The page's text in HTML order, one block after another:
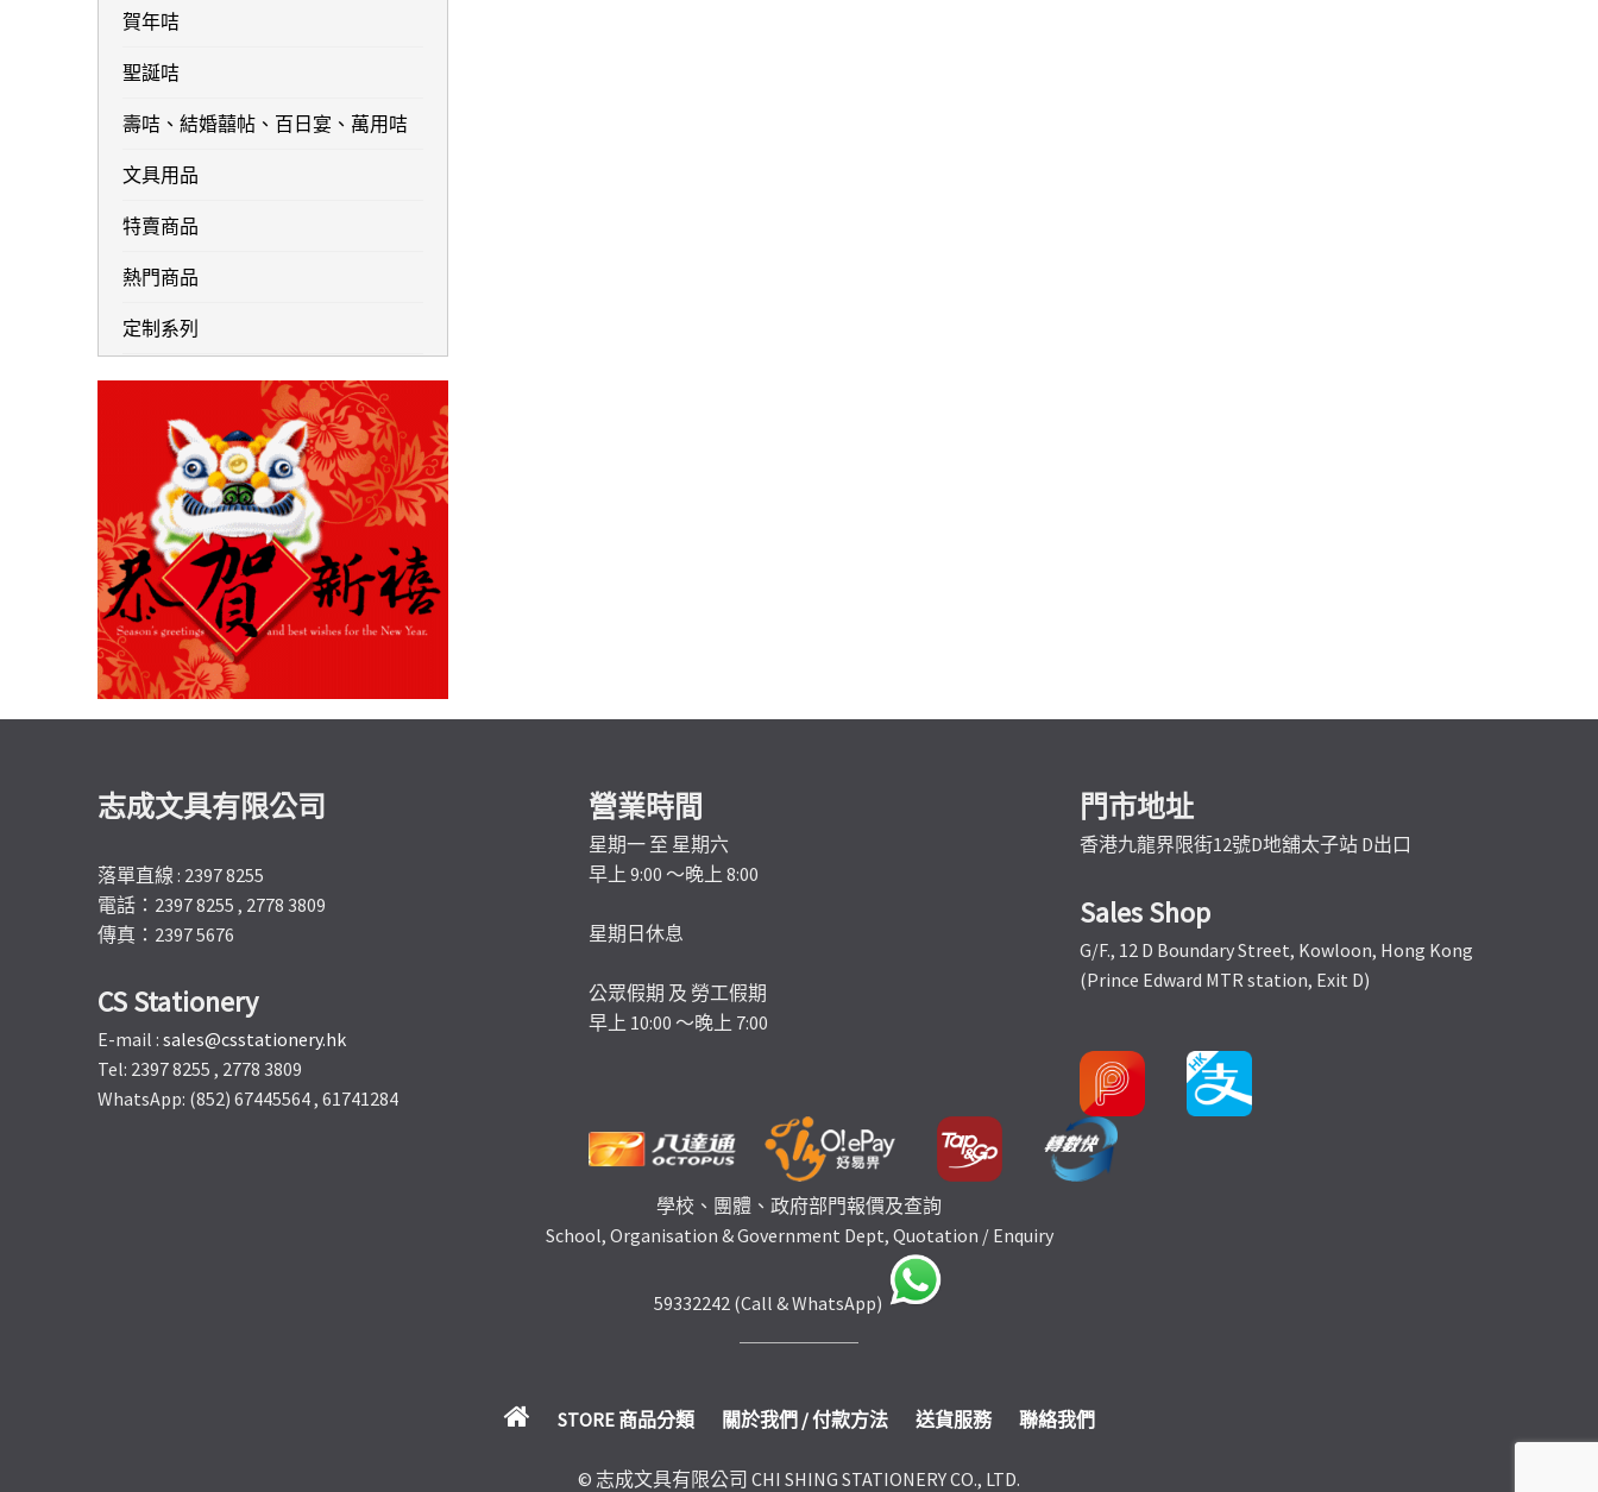
賀年咭
聖誕咭
壽咭、結婚囍帖、百日宴、萬用咭
文具用品
特賣商品
熱門商品
定制系列
志成文具有限公司
落單直線 : 2397 8255
電話：2397 8255 , 2778 3809
傳真：2397 5676
CS Stationery
E-mail : sales@csstationery.hk
Tel: 2397 8255 , 2778 3809
WhatsApp: (852) 67445564 , 61741284
營業時間
星期一 至 星期六
早上 9:00 ～晚上 8:00
星期日休息
公眾假期 及 勞工假期
早上 10:00 ～晚上 7:00
門市地址
香港九龍界限街12號D地舖太子站 D出口
Sales Shop
G/F., 12 D Boundary Street, Kowloon, Hong Kong
(Prince Edward MTR station, Exit D)
學校、團體、政府部門報價及查詢
School, Organisation & Government Dept, Quotation / Enquiry
59332242 (Call & WhatsApp)
STORE 商品分類 關於我們 / 付款方法 送貨服務 聯絡我們
© 志成文具有限公司 CHI SHING STATIONERY CO., LTD.